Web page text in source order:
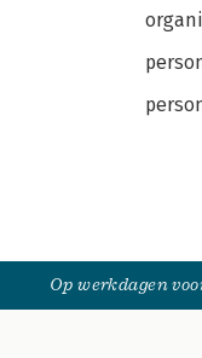
Op werkdagen